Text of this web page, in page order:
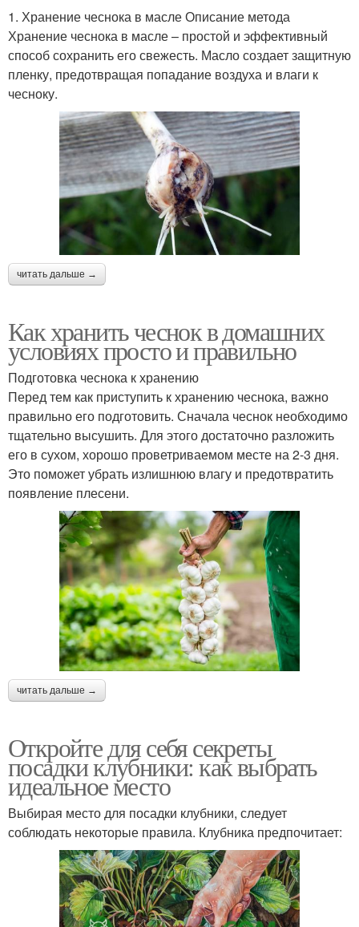
1. Хранение чеснока в масле Описание метода
Хранение чеснока в масле – простой и эффективный
способ сохранить его свежесть. Масло создает защитную
пленку, предотвращая попадание воздуха и влаги к
чесноку.
читать дальше →
Как хранить чеснок в домашних
условиях просто и правильно
Подготовка чеснока к хранению
Перед тем как приступить к хранению чеснока, важно
правильно его подготовить. Сначала чеснок необходимо
тщательно высушить. Для этого достаточно разложить
его в сухом, хорошо проветриваемом месте на 2-3 дня.
Это поможет убрать излишнюю влагу и предотвратить
появление плесени.
читать дальше →
Откройте для себя секреты
посадки клубники: как выбрать
идеальное место
Выбирая место для посадки клубники, следует
соблюдать некоторые правила. Клубника предпочитает: